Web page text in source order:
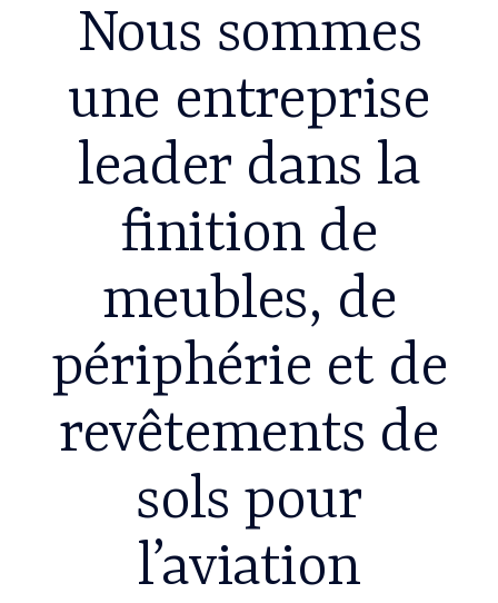
Nous sommes
une entreprise
leader dans la
finition de
meubles, de
périphérie et de
revêtements de
sols pour
l’aviation